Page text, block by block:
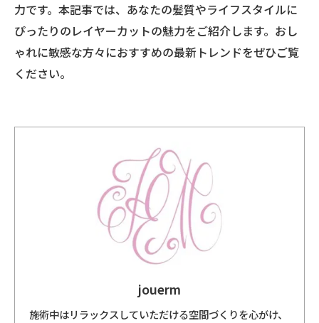
力です。本記事では、あなたの髪質やライフスタイルに
ぴったりのレイヤーカットの魅力をご紹介します。おし
ゃれに敏感な方々におすすめの最新トレンドをぜひご覧
ください。
jouerm
施術中はリラックスしていただける空間づくりを心がけ、